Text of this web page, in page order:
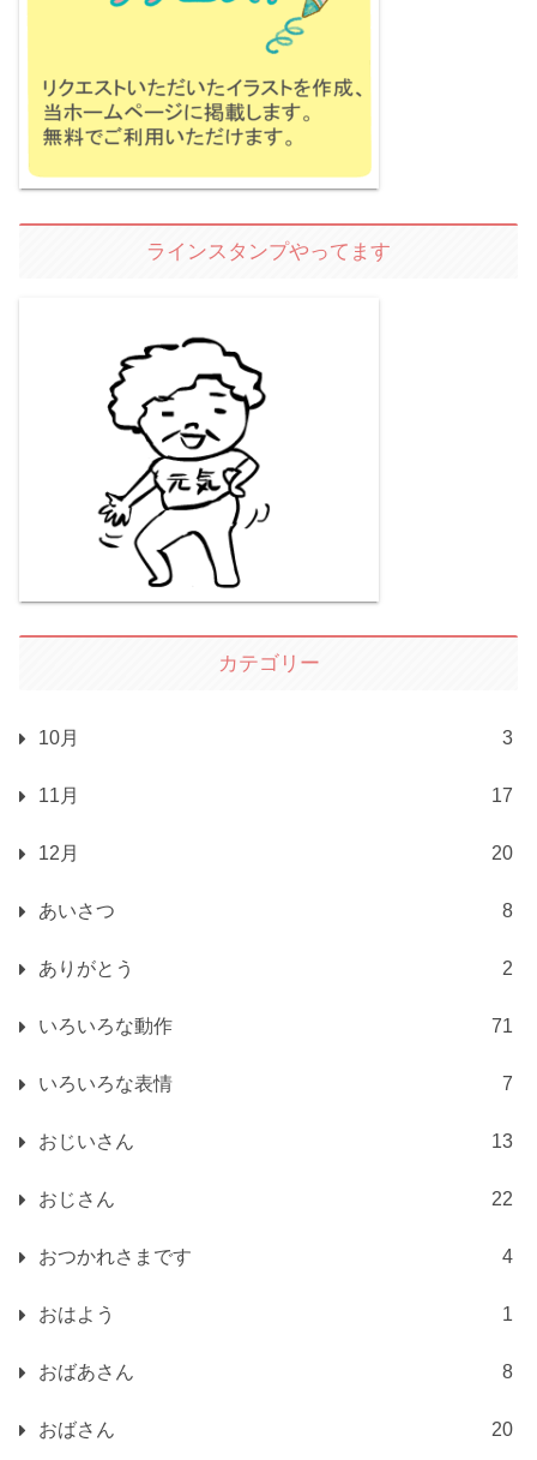
ラインスタンプやってます
カテゴリー
10月 3
11月 17
12月 20
あいさつ 8
ありがとう 2
いろいろな動作 71
いろいろな表情 7
おじいさん 13
おじさん 22
おつかれさまです 4
おはよう 1
おばあさん 8
おばさん 20